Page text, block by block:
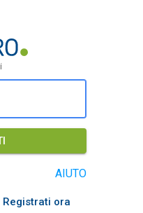
AIUTO
Registrati ora